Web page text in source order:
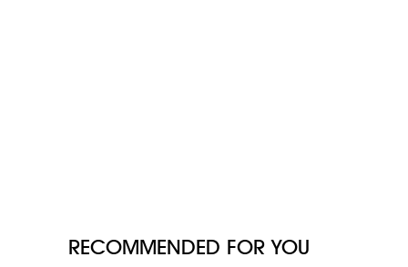
RECOMMENDED FOR YOU